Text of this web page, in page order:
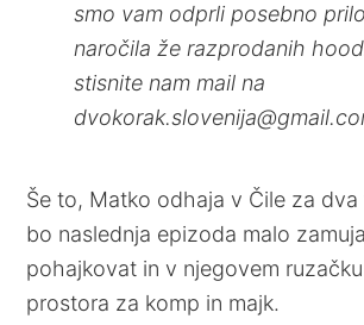
smo vam odprli posebno
naročila že razprodanih
stisnite nam mail na
Še to, Matko odhaja v Čile za
bo naslednja epizoda malo
pohajkovat in v njegovem
prostora za komp in majk.